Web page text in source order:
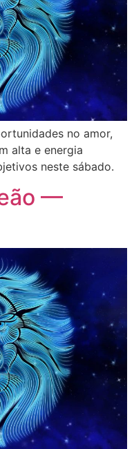
no amor,
alta e energia
neste sábado.
—